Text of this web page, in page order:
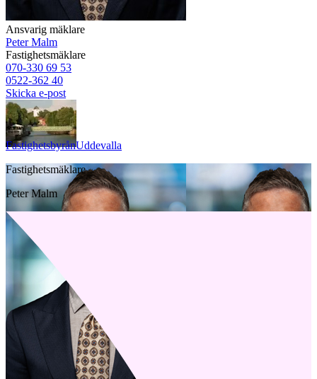
Ansvarig mäklare
Peter Malm
Fastighetsmäklare
070-330 69 53
0522-362 40
Skicka e-post
FastighetsbyrånUddevalla
Fastighetsmäklare
Peter Malm